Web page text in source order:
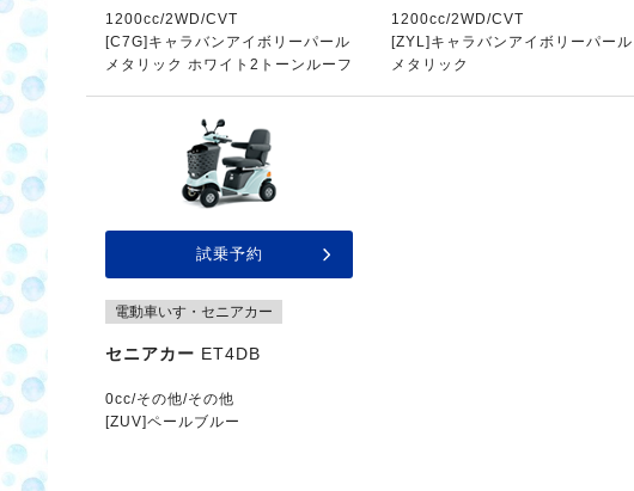
1200cc/2WD/CVT
[C7G]キャラバンアイボリーパール
メタリック ホワイト2トーンルーフ
1200cc/2WD/CVT
[ZYL]キャラバンアイボリーパール
メタリック
試乗予約
電動車いす・セニアカー
セニアカー ET4DB
0cc/その他/その他
[ZUV]ペールブルー